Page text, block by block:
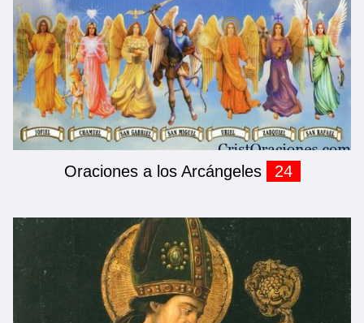
Oraciones a los Arcángeles 24